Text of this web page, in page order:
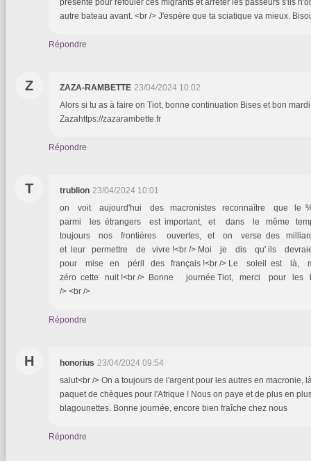
présente pour refouler ces migrants et arrêter les passeurs s'ils
autre bateau avant. <br /> J'espère que ta sciatique va mieux.
Répondre
Z ZAZA-RAMBETTE 23/04/2024 10:02
Alors si tu as à faire on Tiot, bonne continuation Bises et bon
Zazahttps://zazarambette.fr
Répondre
T trublion 23/04/2024 10:01
on voit aujourd'hui des macronistes reconnaître que le
parmi les étrangers est important, et dans le même
toujours nos frontières ouvertes, et on verse des
et leur permettre de vivre !<br /> Moi je dis qu' ils
pour mise en péril des français !<br /> Le soleil est
zéro cette nuit !<br /> Bonne journée Tiot, merci pour les
/> <br />
Répondre
H honorius 23/04/2024 09:54
salut<br /> On a toujours de l'argent pour les autres en macronie,
paquet de chèques pour l'Afrique ! Nous on paye et de plus en
blagounettes. Bonne journée, encore bien fraîche chez nous
Répondre